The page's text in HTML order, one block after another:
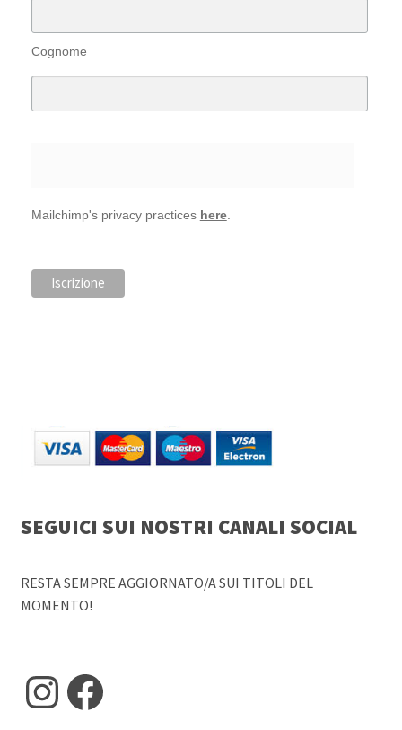
Cognome
Mailchimp's privacy practices here.
SEGUICI SUI NOSTRI CANALI SOCIAL
RESTA SEMPRE AGGIORNATO/A SUI TITOLI DEL
MOMENTO!
Instagram
Facebook